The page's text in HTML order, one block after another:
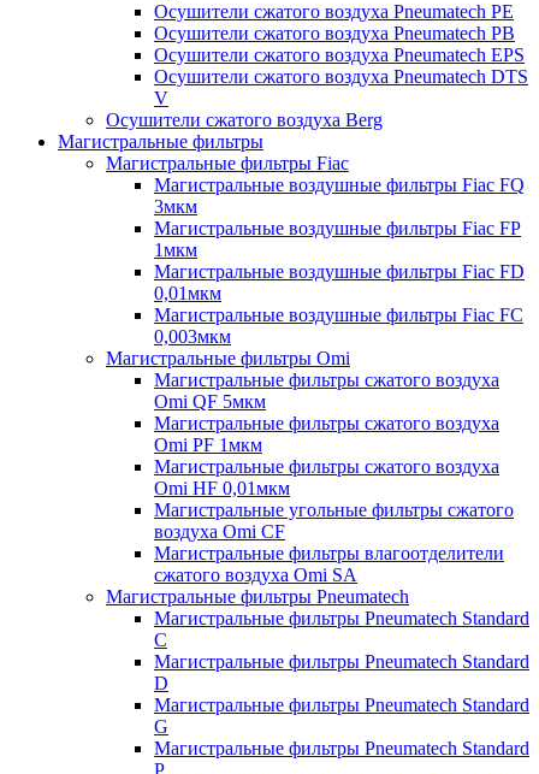
Осушители сжатого воздуха Pneumatech PE
Осушители сжатого воздуха Pneumatech PB
Осушители сжатого воздуха Pneumatech EPS
Осушители сжатого воздуха Pneumatech DTS
V
Осушители сжатого воздуха Berg
Магистральные фильтры
Магистральные фильтры Fiac
Магистральные воздушные фильтры Fiac FQ
3мкм
Магистральные воздушные фильтры Fiac FP
1мкм
Магистральные воздушные фильтры Fiac FD
0,01мкм
Магистральные воздушные фильтры Fiac FC
0,003мкм
Магистральные фильтры Omi
Магистральные фильтры сжатого воздуха
Omi QF 5мкм
Магистральные фильтры сжатого воздуха
Omi PF 1мкм
Магистральные фильтры сжатого воздуха
Omi HF 0,01мкм
Магистральные угольные фильтры сжатого
воздуха Omi CF
Магистральные фильтры влагоотделители
сжатого воздуха Omi SA
Магистральные фильтры Pneumatech
Магистральные фильтры Pneumatech Standard
C
Магистральные фильтры Pneumatech Standard
D
Магистральные фильтры Pneumatech Standard
G
Магистральные фильтры Pneumatech Standard
P